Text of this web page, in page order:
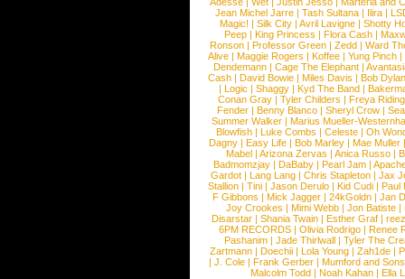
Jean Michel Jarre |Tash Sultana | Ilira |
Magic! | Silk City | Avril Lavigne | Shotty
Peep |King Princess |Flora Cash |
Ronson |Professor Green |Zedd |Ward
Alive |Maggie Rogers |Koffee |Yung Pinch |
Dendemann |Cage The Elephant |
Cash | David Bowie | Miles Davis | Bob Dylan
|Logic |Shaggy |Kyd The Band |
Conan Gray |Tyler Childers |Freya
Fender |Benny Blanco |Sheryl Crow |
Summer Walker |Marius Mueller-
Blowfish | Luke Combs | Celeste | Oh
Dagny |Easy Life |Bob Marley |Mae Muller
Mabel |Arizona Zervas |Anica Russo |
Badmomzjay |DaBaby |Pearl Jam |
Gardot | Lang Lang | Chris Stapleton | Jax
Stallion |Tini |Jason Derulo |Kid Cudi |Paul
F Gibbons | Mick Jagger | 24kGoldn | Jan
Joy Crookes | Mimi Webb | Jon Batiste |
Disarstar | Shania Twain | Esther Graf |
6PM RECORDS | Olivia Rodrigo | Renee
Pashanim |Jade Thirlwall |Tyler The
Zartmann | Doechii | Lola Young | Zah1de |
| J. Cole | Frank Gerber | Mumford and Sons
Malcolm Todd | Noah Kahan | Ella